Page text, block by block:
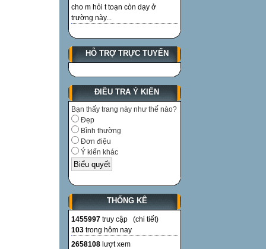
cho m hỏi t toạn còn dạy ở
trường này...
HỖ TRỢ TRỰC TUYẾN
ĐIỀU TRA Ý KIẾN
Bạn thấy trang này như thế nào?
Đẹp
Bình thường
Đơn điệu
Ý kiến khác
THỐNG KÊ
1455997 truy cập (chi tiết)
103 trong hôm nay
2658108 lượt xem